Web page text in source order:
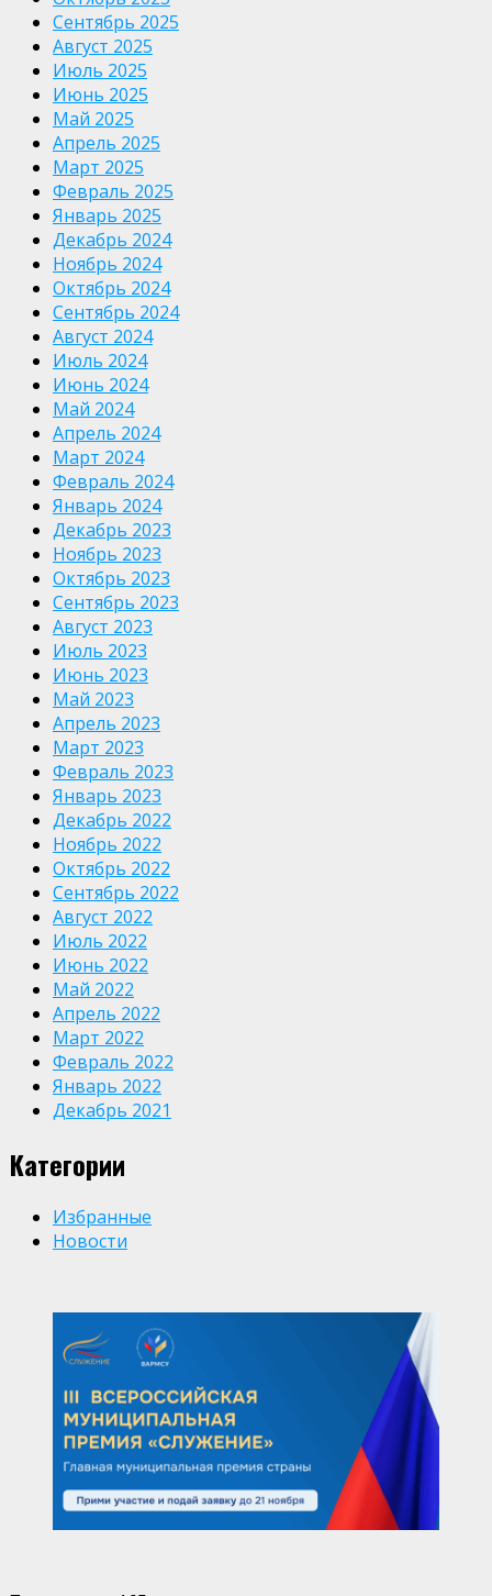
Сентябрь 2025
Август 2025
Июль 2025
Июнь 2025
Май 2025
Апрель 2025
Март 2025
Февраль 2025
Январь 2025
Декабрь 2024
Ноябрь 2024
Октябрь 2024
Сентябрь 2024
Август 2024
Июль 2024
Июнь 2024
Май 2024
Апрель 2024
Март 2024
Февраль 2024
Январь 2024
Декабрь 2023
Ноябрь 2023
Октябрь 2023
Сентябрь 2023
Август 2023
Июль 2023
Июнь 2023
Май 2023
Апрель 2023
Март 2023
Февраль 2023
Январь 2023
Декабрь 2022
Ноябрь 2022
Октябрь 2022
Сентябрь 2022
Август 2022
Июль 2022
Июнь 2022
Май 2022
Апрель 2022
Март 2022
Февраль 2022
Январь 2022
Декабрь 2021
Категории
Избранные
Новости